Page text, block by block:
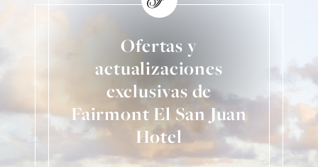
Ofertas y
actualizaciones
exclusivas de
Fairmont El San Juan
Hotel